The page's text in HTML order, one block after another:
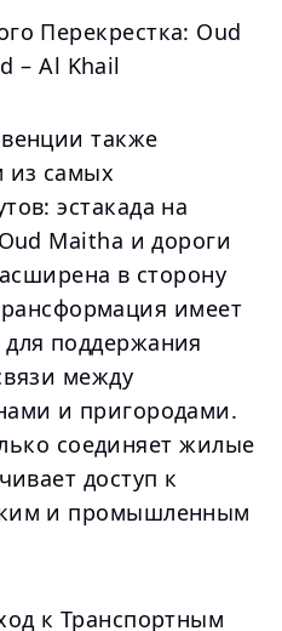
Перекрестка: Oud
– Al Khail
также
из самых
эстакада на
Maitha и дороги
в сторону
имеет
поддержания
между
и пригородами.
соединяет жилые
доступ к
и промышленным
к Транспортным